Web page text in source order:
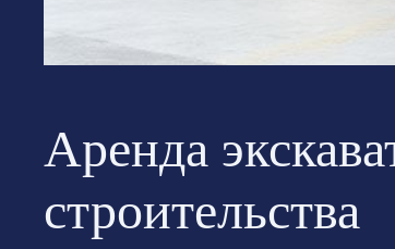
Аренда
строительства